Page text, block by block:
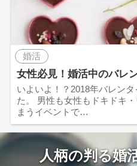
婚活
女性必見！婚活中のバレ
いよいよ！？2018年バレン
た。 男性も女性もドキドキ
まうイベントで…
人柄の判る婚